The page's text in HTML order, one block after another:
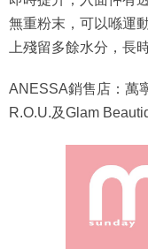
無重粉末，可以喺運
上殘留多餘水分，長
R.O.U.及Glam